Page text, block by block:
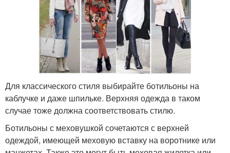
Для классического стиля выбирайте ботильоны на
каблучке и даже шпильке. Верхняя одежда в таком
случае тоже должна соответствовать стилю.
Ботильоны с меховушкой сочетаются с верхней
одеждой, имеющей меховую вставку на воротнике или